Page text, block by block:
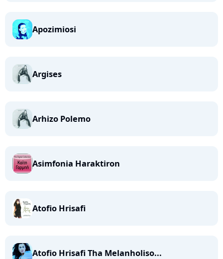
Apozimiosi
Argises
Arhizo Polemo
Asimfonia Haraktiron
Atofio Hrisafi
Atofio Hrisafi Tha Melanholiso...